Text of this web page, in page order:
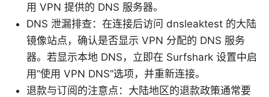
用 VPN 提供的 DNS 服务器。
DNS 泄漏排查：在连接后访问 dnsleaktest 的大陆
镜像站点，确认是否显示 VPN 分配的 DNS 服务
器。若显示本地 DNS，立即在 Surfshark 设置中启
用“使用 VPN DNS”选项，并重新连接。
退款与订阅的注意点：大陆地区的退款政策通常要